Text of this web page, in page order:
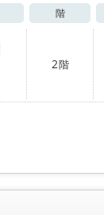
階
2階